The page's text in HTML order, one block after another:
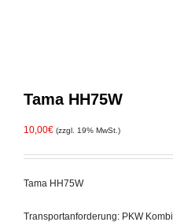
Tama HH75W
10,00€ (zzgl. 19% MwSt.)
Tama HH75W
Transportanforderung: PKW Kombi